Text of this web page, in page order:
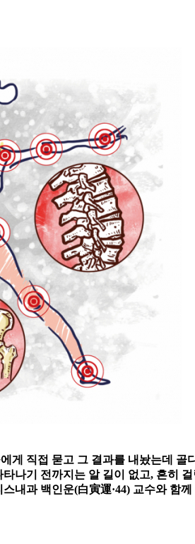
직접 묻고 그 결과를 내놨는데
나기 전까지는 알 길이 없고, 흔히
내과 백인운(白寅運·44) 교수와 함